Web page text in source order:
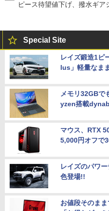
ピース待望値下げ、撥水ギア
Special Site
レイズ鍛造1ピ
lus」軽量なま
メモリ32GBで
yzen搭載
マウス、RTX
5,000円オフで
レイズのパワ
色登場!!
お値段そのま